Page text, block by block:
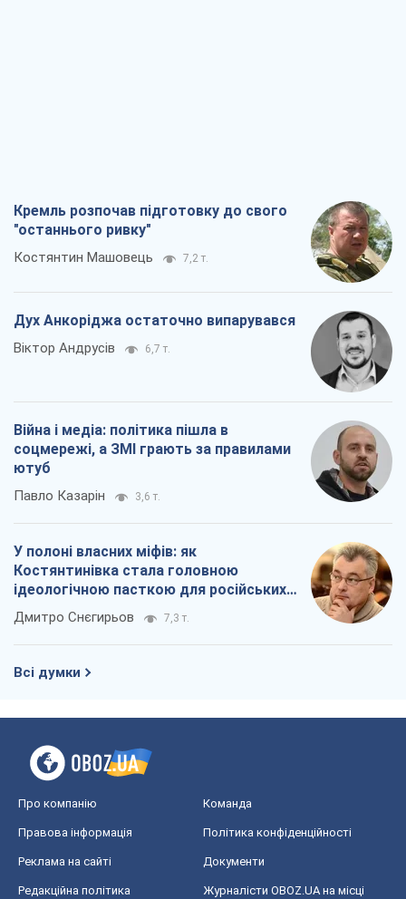
Кремль розпочав підготовку до свого
"останнього ривку"
Костянтин Машовець 7,2 т.
Дух Анкоріджа остаточно випарувався
Віктор Андрусів 6,7 т.
Війна і медіа: політика пішла в
соцмережі, а ЗМІ грають за правилами
ютуб
Павло Казарін 3,6 т.
У полоні власних міфів: як
Костянтинівка стала головною
ідеологічною пасткою для російських
окупантів
Дмитро Снєгирьов 7,3 т.
Всі думки
Про компанію Команда
Правова інформація Політика конфіденційності
Реклама на сайті Документи
Редакційна політика
Журналісти OBOZ.UA на місці